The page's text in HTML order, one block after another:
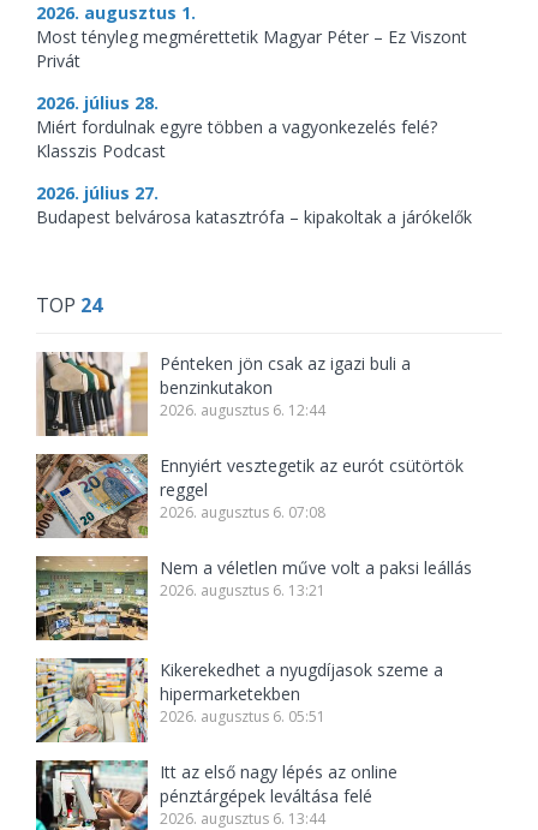
2026. augusztus 1.
Most tényleg megmérettetik Magyar Péter – Ez Viszont
Privát
2026. július 28.
Miért fordulnak egyre többen a vagyonkezelés felé?
Klasszis Podcast
2026. július 27.
Budapest belvárosa katasztrófa – kipakoltak a járókelők
TOP 24
Pénteken jön csak az igazi buli a
benzinkutakon
2026. augusztus 6. 12:44
Ennyiért vesztegetik az eurót csütörtök
reggel
2026. augusztus 6. 07:08
Nem a véletlen műve volt a paksi leállás
2026. augusztus 6. 13:21
Kikerekedhet a nyugdíjasok szeme a
hipermarketekben
2026. augusztus 6. 05:51
Itt az első nagy lépés az online
pénztárgépek leváltása felé
2026. augusztus 6. 13:44